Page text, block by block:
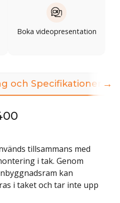
Boka videopresentation
och Specifikationer
tillsammans med
i tak. Genom
kan
i taket och tar inte upp
→